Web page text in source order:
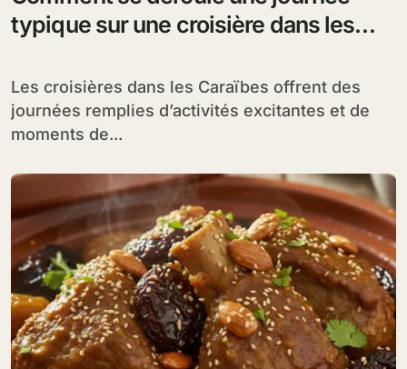
typique sur une croisière dans les
Les croisières dans les Caraïbes offrent des
journées remplies d’activités excitantes et de
moments de...